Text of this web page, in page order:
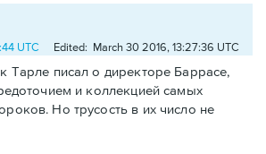
UTC Edited: March 30 2016, 13:27:36 UTC
Тарле писал о директоре Баррасе,
и коллекцией самых
Но трусость в их число не